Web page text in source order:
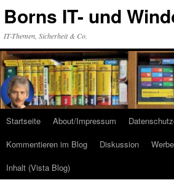
Inhalt
Borns IT- und
IT-Themen, Sicherheit & Co.
Startseite About/Impressum
Kommentieren im Blog
Diskussion
Inhalt (Vista Blog)